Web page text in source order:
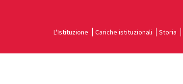
L'Istituzione Cariche istituzionali Storia